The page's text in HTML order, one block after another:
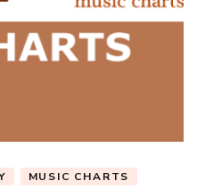
MUSIC CHARTS